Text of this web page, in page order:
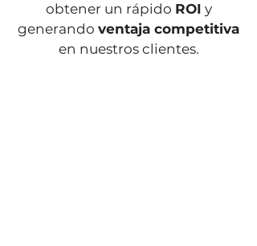
obtener un rápido ROI y
generando ventaja competitiva
en nuestros clientes.